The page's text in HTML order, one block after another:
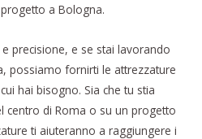
a Bologna.
precisione, e se stai lavorando
possiamo fornirti le attrezzature
hai bisogno. Sia che tu stia
centro di Roma o su un progetto
ti aiuteranno a raggiungere i